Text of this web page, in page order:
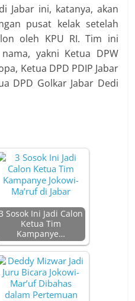
Jabar ini, katanya, akan
pusat kelak setelah
oleh KPU RI. Tim ini
yakni Ketua DPW
Ketua DPD PDIP Jabar
DPD Golkar Jabar Dedi
Sosok Ini Jadi Calon
Ketua Tim
Kampanye…